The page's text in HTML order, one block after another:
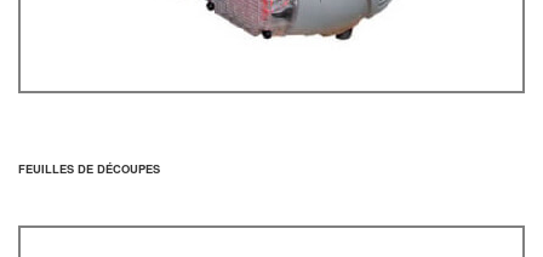
FEUILLES DE DÉCOUPES